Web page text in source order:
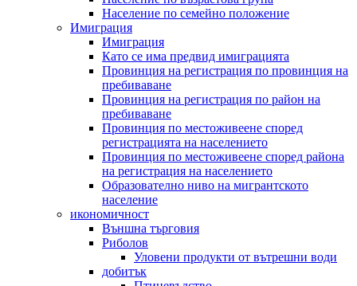
Население по семейно положение
Имиграция
Имиграция
Като се има предвид имиграцията
Провинция на регистрация по провинция на
пребиваване
Провинция на регистрация по район на
пребиваване
Провинция по местоживеене според
регистрацията на населението
Провинция по местоживеене според района
на регистрация на населението
Образователно ниво на мигрантското
население
икономичност
Външна търговия
Риболов
Уловени продукти от вътрешни води
добитък